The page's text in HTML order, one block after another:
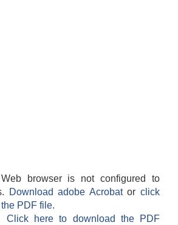
browser is not configured to
Download adobe Acrobatorclick
PDF file.
Click here to download the PDF